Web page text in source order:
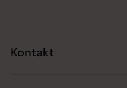
Kontakt